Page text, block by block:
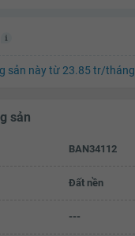
3 tỷ
3.02 tỷ
sản nàytừ23.85 tr/tháng
sản
BAN34112
Đất nền
---